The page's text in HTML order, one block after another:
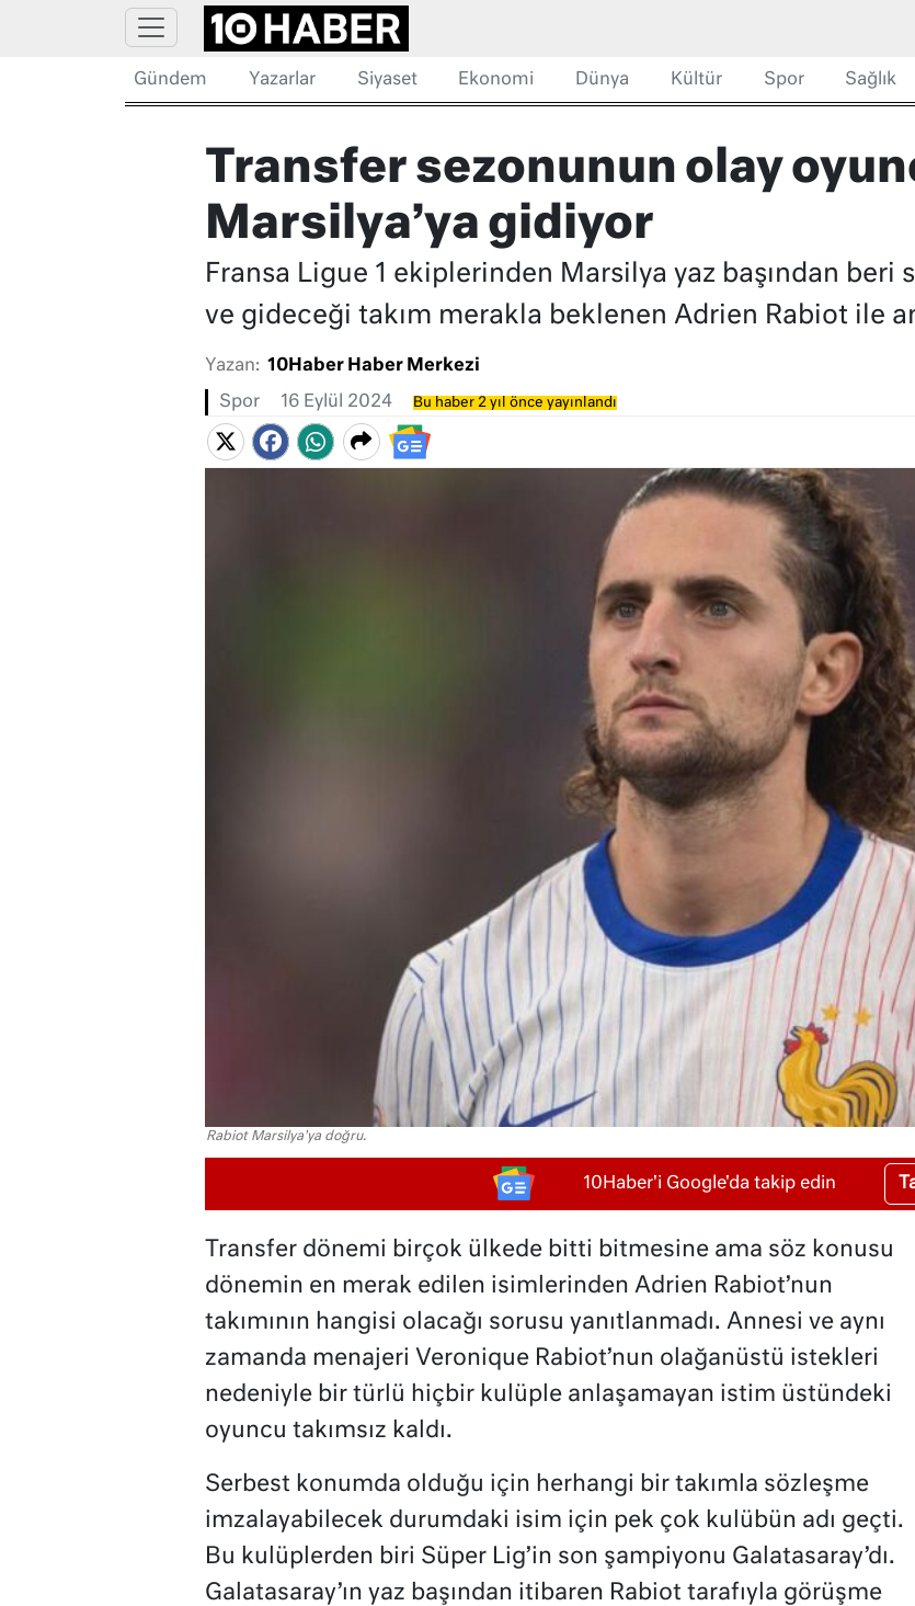
Gündem Yazarlar Siyaset Ekonomi Dünya Kültür Spor Sağlık
Transfer sezonunun olay
Marsilya’ya gidiyor
Fransa Ligue 1 ekiplerinden Marsilya yaz başından
ve gideceği takım merakla beklenen Adrien Rabiot ile
Yazan: 10Haber Haber Merkezi
Spor 16 Eylül 2024 Bu haber 2 yıl önce yayınlandı
Rabiot Marsilya'ya doğru.
10Haber'i Google'da takip edin
Transfer dönemi birçok ülkede bitti bitmesine ama söz konusu
dönemin en merak edilen isimlerinden Adrien Rabiot’nun
takımının hangisi olacağı sorusu yanıtlanmadı. Annesi ve aynı
zamanda menajeri Veronique Rabiot’nun olağanüstü istekleri
nedeniyle bir türlü hiçbir kulüple anlaşamayan istim üstündeki
oyuncu takımsız kaldı.
Serbest konumda olduğu için herhangi bir takımla sözleşme
imzalayabilecek durumdaki isim için pek çok kulübün adı geçti.
Bu kulüplerden biri Süper Lig’in son şampiyonu Galatasaray’dı.
Galatasaray’ın yaz başından itibaren Rabiot tarafıyla görüşme